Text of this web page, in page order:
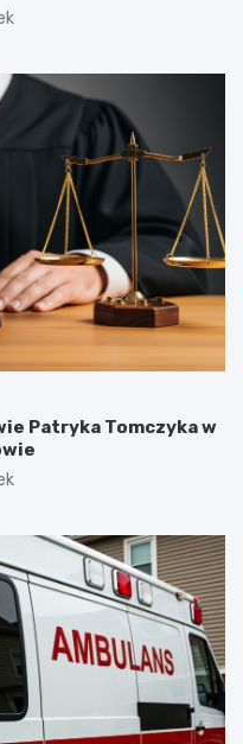
Patryka Tomczyka w